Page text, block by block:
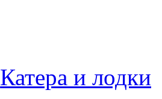
Катера и лодки